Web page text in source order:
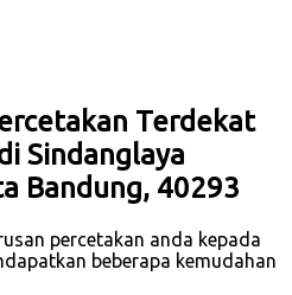
Terdekat
Sindanglaya
Bandung, 40293
percetakan anda kepada
beberapa kemudahan